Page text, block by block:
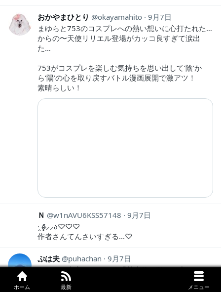
ホーム 最新 メニュー
おかやまひとり okayamahito 9月7日
まゆらと753のコスプレへの熱い想いに心打たれた…
からの〜天使リリエル登場がカッコ良すぎて涙出
た…
753がコスプレを楽しむ気持ちを思い出して‘陰’か
ら‘陽’の心を取り戻すバトル漫画展開で激アツ！
素晴らしい！
Ｎ w1nAVU6KSS57148
9月7日
·̭ o̴̶̷̥᷅⸝⸝ა♡♡♡
作者さんてんさいすぎる...♡
ぷは夫 puhachan
9月7日
うーん、内容はともかく「基本的に動きの少ないコ
スプレ」＋「モノローグ」で盛り上げるのは中々難
しいな、というのが正直な感想